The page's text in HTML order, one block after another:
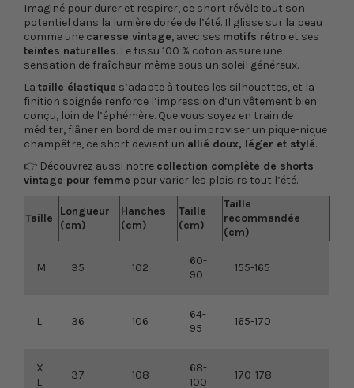
Imaginé pour durer et respirer, ce short révèle tout son
potentiel dans la lumière dorée de l’été. Il glisse sur la peau
comme une caresse vintage, avec ses motifs rétro et ses
teintes naturelles. Le tissu 100 % coton assure une
sensation de fraîcheur même sous un soleil généreux.
La taille élastique s’adapte à toutes les silhouettes, et la
finition soignée renforce l’impression d’un vêtement bien
conçu, loin de l’éphémère. Que vous soyez en train de
méditer, flâner en bord de mer ou improviser un pique-nique
champêtre, ce short devient un allié doux, léger et stylé.
👉 Découvrez aussi notre collection complète de shorts
vintage pour femme pour varier les plaisirs tout l’été.
Taille
Longueur
(cm)
Hanches
(cm)
Taille
(cm)
Taille
recommandée
(cm)
M 35 102
60-
90
155-165
L 36 106
64-
95
165-170
X
L
37 108
68-
100
170-178